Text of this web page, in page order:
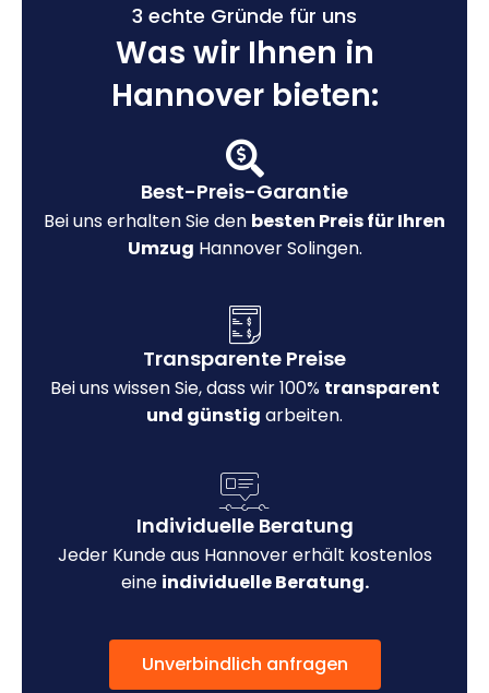
3 echte Gründe für uns
Was wir Ihnen in
Hannover bieten:
Best-Preis-Garantie
Bei uns erhalten Sie den besten Preis für Ihren
Umzug Hannover Solingen.
Transparente Preise
Bei uns wissen Sie, dass wir 100% transparent
und günstig arbeiten.
Individuelle Beratung
Jeder Kunde aus Hannover erhält kostenlos
eine individuelle Beratung.
Unverbindlich anfragen